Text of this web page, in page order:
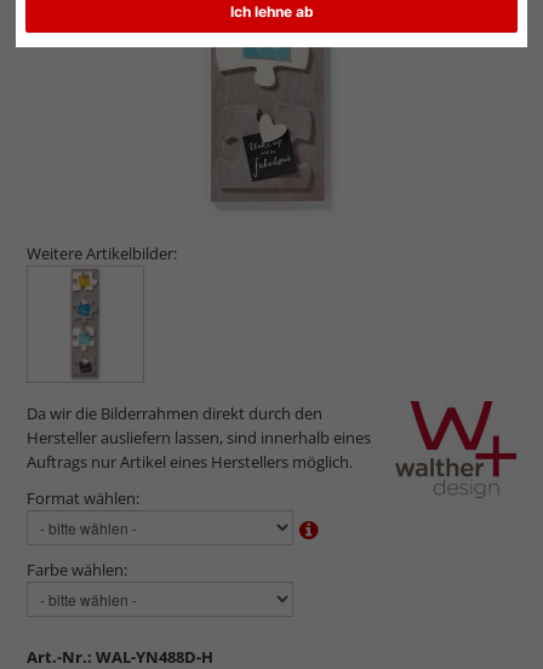
Ich lehne ab
Weitere Artikelbilder:
Da wir die Bilderrahmen direkt durch den
Hersteller ausliefern lassen, sind innerhalb eines
Auftrags nur Artikel eines Herstellers möglich.
Format wählen:
Farbe wählen:
Art.-Nr.: WAL-YN488D-H